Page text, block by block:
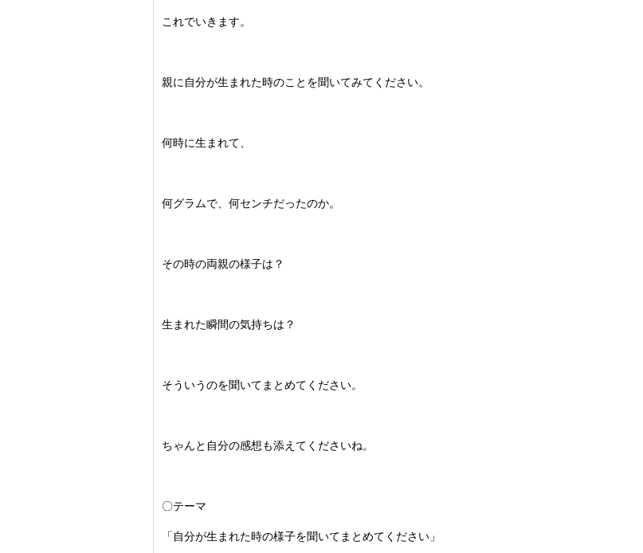
これでいきます。
親に自分が生まれた時のことを聞いてみてください。
何時に生まれて、
何グラムで、何センチだったのか。
その時の両親の様子は？
生まれた瞬間の気持ちは？
そういうのを聞いてまとめてください。
ちゃんと自分の感想も添えてくださいね。
〇テーマ
「自分が生まれた時の様子を聞いてまとめてください」